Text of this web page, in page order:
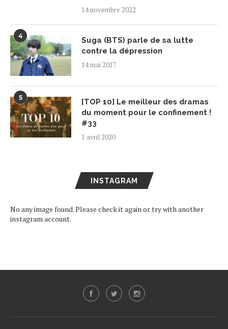
14 novembre 2022
4
Suga (BTS) parle de sa lutte
contre la dépression
14 mai 2017
5
[TOP 10] Le meilleur des dramas
du moment pour le confinement !
#33
1 avril 2020
INSTAGRAM
No any image found. Please check it again or try with another
instagram account.